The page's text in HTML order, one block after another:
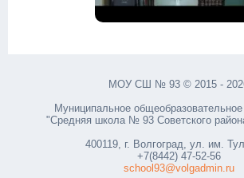
МОУ СШ № 93 © 2015 -
Муниципальное
"Средняя школа № 93 Советского
400119, г. Волгоград, ул. им.
+7(8442) 47-52-56
school93@volgadmin.ru